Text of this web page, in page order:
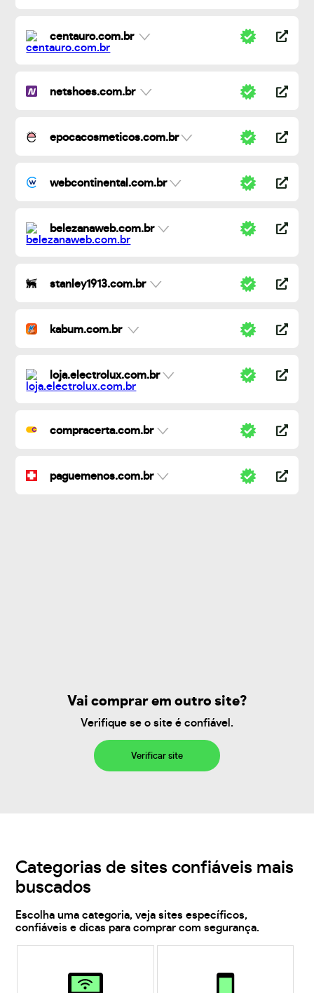
centauro.com.br
netshoes.com.br
epocacosmeticos.com.br
webcontinental.com.br
belezanaweb.com.br
stanley1913.com.br
kabum.com.br
loja.electrolux.com.br
compracerta.com.br
paguemenos.com.br
Vai comprar em outro site?
Verifique se o site é confiável.
Verificar site
Categorias de sites confiáveis mais
buscados
Escolha uma categoria, veja sites específicos,
confiáveis e dicas para comprar com segurança.